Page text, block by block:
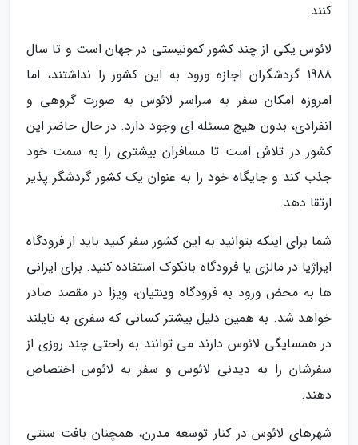
کنند.
لائوس یکی از چند کشور کمونیستی در جهان است و تا سال
1988 گردشگران اجازه ورود به این کشور را نداشتند، اما
امروزه امکان سفر به سراسر لائوس به صورت گروهی و
انفرادی، بدون هیچ مسئله ای وجود دارد. در حال حاضر این
کشور در تلاش است تا مسافران بیشتری را به سمت خود
جذب کند و جایگاه خود را به عنوان یک کشور گردشگر پذیر
ارتقا دهد.
شما برای اینکه بتوانید به این کشور سفر کنید باید از فرودگاه
ایراژیا در مالزی یا فرودگاه بانکوک استفاده کنید. برای ایرانی
ها به محض ورود به فرودگاه وینتیان، ویزا در مقصد صادر
خواهد شد. به همین دلیل بیشتر کسانی که سفری به تایلند
در همسایگی لائوس دارند می توانند به راحتی چند روزی از
سفرشان را به دیدنی لائوس و سفر به لائوس اختصاص
دهند.
شهرهای لائوس در کنار توسعه مدرن، همچنان بافت سنتی